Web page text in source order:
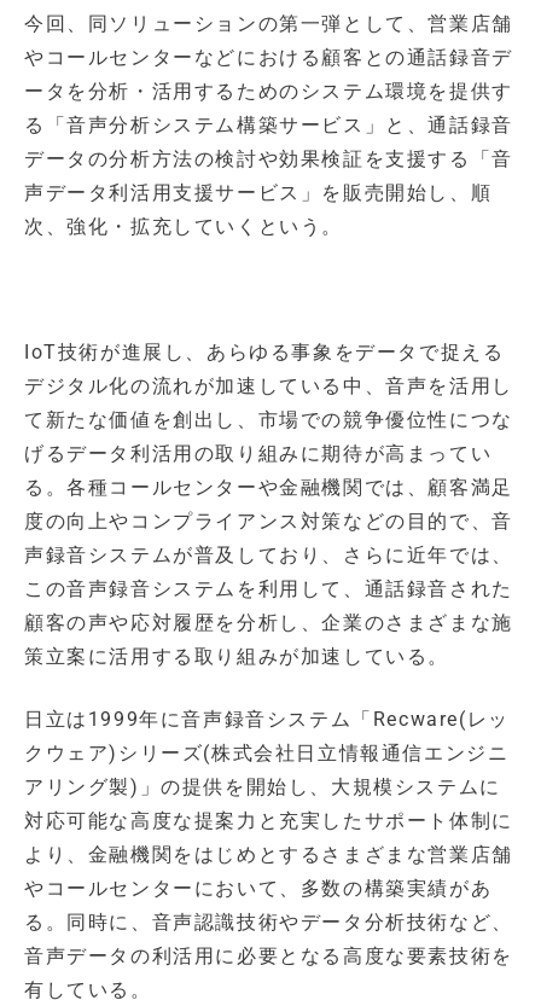
今回、同ソリューションの第一弾として、営業店舗
やコールセンターなどにおける顧客との通話録音デ
ータを分析・活用するためのシステム環境を提供す
る「音声分析システム構築サービス」と、通話録音
データの分析方法の検討や効果検証を支援する「音
声データ利活用支援サービス」を販売開始し、順
次、強化・拡充していくという。
IoT技術が進展し、あらゆる事象をデータで捉える
デジタル化の流れが加速している中、音声を活用し
て新たな価値を創出し、市場での競争優位性につな
げるデータ利活用の取り組みに期待が高まってい
る。各種コールセンターや金融機関では、顧客満足
度の向上やコンプライアンス対策などの目的で、音
声録音システムが普及しており、さらに近年では、
この音声録音システムを利用して、通話録音された
顧客の声や応対履歴を分析し、企業のさまざまな施
策立案に活用する取り組みが加速している。
日立は1999年に音声録音システム「Recware(レッ
クウェア)シリーズ(株式会社日立情報通信エンジニ
アリング製)」の提供を開始し、大規模システムに
対応可能な高度な提案力と充実したサポート体制に
より、金融機関をはじめとするさまざまな営業店舗
やコールセンターにおいて、多数の構築実績があ
る。同時に、音声認識技術やデータ分析技術など、
音声データの利活用に必要となる高度な要素技術を
有している。